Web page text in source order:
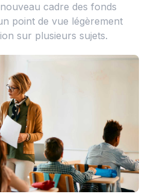
cadre des fonds
point de vue légèrement
sur plusieurs sujets.